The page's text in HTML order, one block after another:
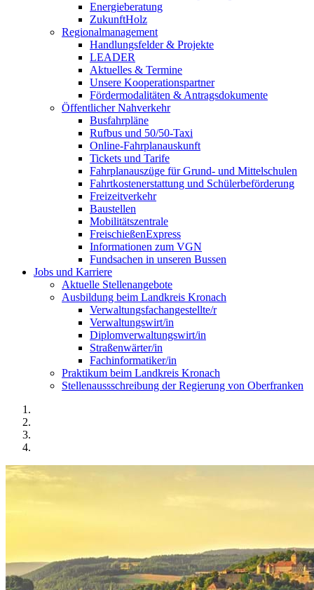
Energieberatung
ZukunftHolz
Regionalmanagement
Handlungsfelder & Projekte
LEADER
Aktuelles & Termine
Unsere Kooperationspartner
Fördermodalitäten & Antragsdokumente
Öffentlicher Nahverkehr
Busfahrpläne
Rufbus und 50/50-Taxi
Online-Fahrplanauskunft
Tickets und Tarife
Fahrplanauszüge für Grund- und Mittelschulen
Fahrtkostenerstattung und Schülerbeförderung
Freizeitverkehr
Baustellen
Mobilitätszentrale
FreischießenExpress
Informationen zum VGN
Fundsachen in unseren Bussen
Jobs und Karriere
Aktuelle Stellenangebote
Ausbildung beim Landkreis Kronach
Verwaltungsfachangestellte/r
Verwaltungswirt/in
Diplomverwaltungswirt/in
Straßenwärter/in
Fachinformatiker/in
Praktikum beim Landkreis Kronach
Stellenaussschreibung der Regierung von Oberfranken